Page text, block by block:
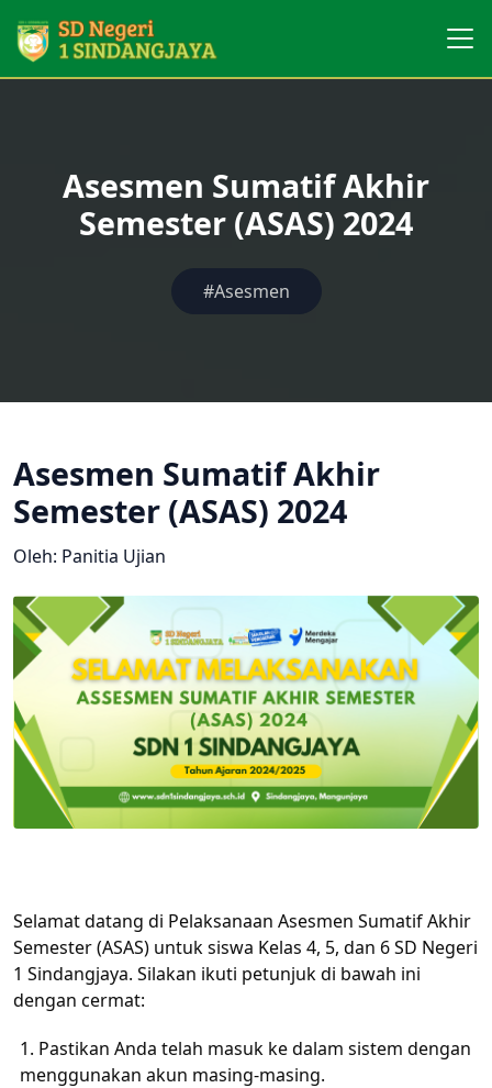
Asesmen Sumatif Akhir
Semester (ASAS) 2024
#Asesmen
Asesmen Sumatif Akhir
Semester (ASAS) 2024
Oleh: Panitia Ujian
Selamat datang di Pelaksanaan Asesmen Sumatif Akhir
Semester (ASAS) untuk siswa Kelas 4, 5, dan 6 SD Negeri
1 Sindangjaya. Silakan ikuti petunjuk di bawah ini
dengan cermat:
Pastikan Anda telah masuk ke dalam sistem dengan
menggunakan akun masing-masing.